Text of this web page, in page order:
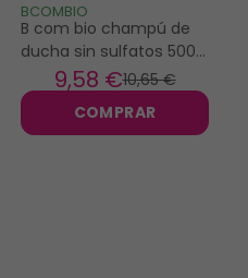
BCOMBIO
B com bio champú de
ducha sin sulfatos 500
10,65 €
9,58 €
COMPRAR